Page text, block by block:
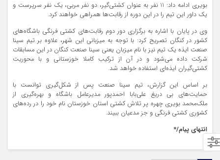
بویری ادامه داد: 11 نفر به عنوان کشتی‌گیر، دو نفر مربی، یک نفر سرپرست و
یک داور این تیم را در این دوره از رقابت‌ها همراهی خواهند کرد.
وی در پایان با اشاره به برگزاری دور دوم رقابت‌های کشتی فرنگی باشگاه‌های
کشور در کنگان تصریح کرد: با توجه به میزبانی این شهر، علاوه بر تیم سینا
صنعت ایذه یک تیم نیز با نام میزبان یعنی سینا صنعت کنگان در این مسابقات
شرکت داده می‌شود و در آن از ترکیب کاملا خوزستانی و با محوریت
کشتی‌گیران ایذه‌ای استفاده خواهد شد.
بر اساس این گزارش، تیم سینا صنعت پس از شکل‌گیری توانست با
حمایت‌های بی دریغ علی‌بابا احمدپور مدیرعامل باشگاه و بهره‌گیری از
ملک‌محمد بویری چهره پر تلاش کشتی استان خوزستان نام خود را در رده‌های
کشوری کشتی فرنگی و جز مدعیان ببیند.
انتهای پیام/*